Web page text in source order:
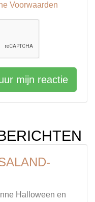
Voorwaarden
mijn reactie
Halloween en